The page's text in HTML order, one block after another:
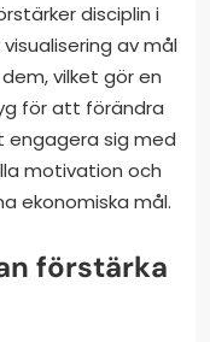
disciplin i
av mål
vilket gör en
för att förändra
engagera sig med
motivation och
ekonomiska mål.
förstärka